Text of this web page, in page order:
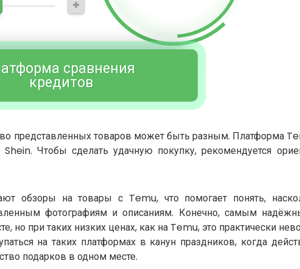
сравнения
кредитов
представленных товаров может быть разным. Платформа
Чтобы сделать удачную покупку, рекомендуется
обзоры на товары с Temu, что помогает понять,
фотографиям и описаниям. Конечно, самым
но при таких низких ценах, как на Temu, это практически
на таких платформах в канун праздников, когда
подарков в одном месте.